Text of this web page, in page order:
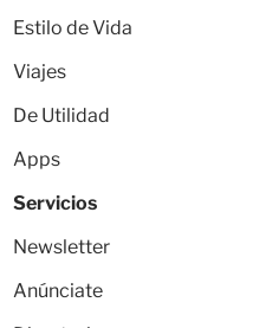
Estilo de Vida
Viajes
De Utilidad
Apps
Servicios
Newsletter
Anúnciate